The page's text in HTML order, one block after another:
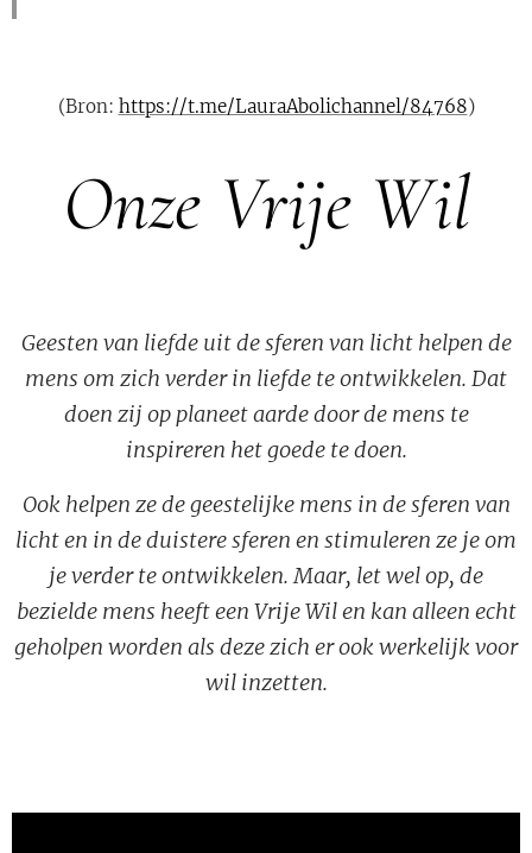
(Bron: https://t.me/LauraAbolichannel/84768)
Onze Vrije Wil
Geesten van liefde uit de sferen van licht helpen de
mens om zich verder in liefde te ontwikkelen. Dat
doen zij op planeet aarde door de mens te
inspireren het goede te doen.
Ook helpen ze de geestelijke mens in de sferen van
licht en in de duistere sferen en stimuleren ze je om
je verder te ontwikkelen. Maar, let wel op, de
bezielde mens heeft een Vrije Wil en kan alleen echt
geholpen worden als deze zich er ook werkelijk voor
wil inzetten.